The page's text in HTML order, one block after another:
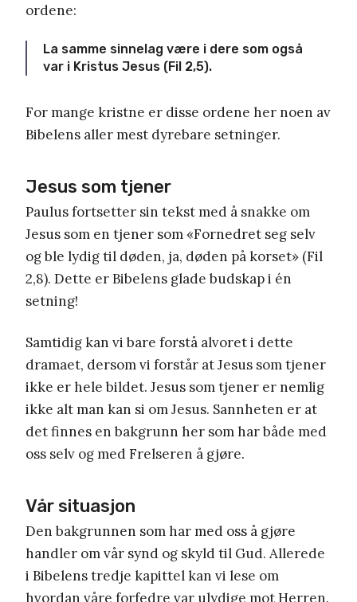
ordene:
La samme sinnelag være i dere som også
var i Kristus Jesus (Fil 2,5).
For mange kristne er disse ordene her noen av
Bibelens aller mest dyrebare setninger.
Jesus som tjener
Paulus fortsetter sin tekst med å snakke om
Jesus som en tjener som «Fornedret seg selv
og ble lydig til døden, ja, døden på korset» (Fil
2,8). Dette er Bibelens glade budskap i én
setning!
Samtidig kan vi bare forstå alvoret i dette
dramaet, dersom vi forstår at Jesus som tjener
ikke er hele bildet. Jesus som tjener er nemlig
ikke alt man kan si om Jesus. Sannheten er at
det finnes en bakgrunn her som har både med
oss selv og med Frelseren å gjøre.
Vår situasjon
Den bakgrunnen som har med oss å gjøre
handler om vår synd og skyld til Gud. Allerede
i Bibelens tredje kapittel kan vi lese om
hvordan våre forfedre var ulydige mot Herren.